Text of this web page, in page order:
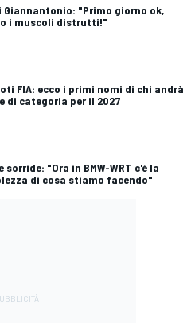
Giannantonio: "Primo giorno ok,
i muscoli distrutti!"
FIA: ecco i primi nomi di chi andrà
di categoria per il 2027
sorride: "Ora in BMW-WRT c'è la
di cosa stiamo facendo"